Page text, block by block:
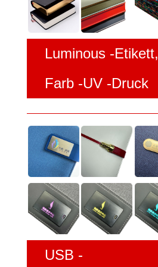
Luminous -Etikett,
Farb -UV -Druck
USB -